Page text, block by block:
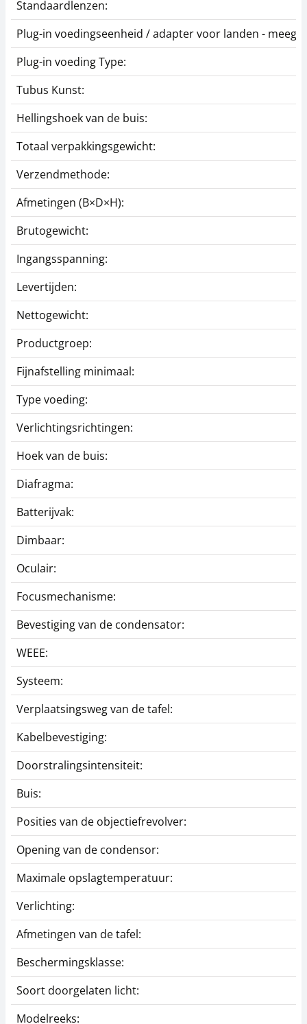
Standaardlenzen:
Plug-in voedingseenheid / adapter voor landen -
Plug-in voeding Type:
Tubus Kunst:
Hellingshoek van de buis:
Totaal verpakkingsgewicht:
Verzendmethode:
Afmetingen (B×D×H):
Brutogewicht:
Ingangsspanning:
Levertijden:
Nettogewicht:
Productgroep:
Fijnafstelling minimaal:
Type voeding:
Verlichtingsrichtingen:
Hoek van de buis:
Diafragma:
Batterijvak:
Dimbaar:
Oculair:
Focusmechanisme:
Bevestiging van de condensator:
WEEE:
Systeem:
Verplaatsingsweg van de tafel:
Kabelbevestiging:
Doorstralingsintensiteit:
Buis:
Posities van de objectiefrevolver:
Opening van de condensor:
Maximale opslagtemperatuur:
Verlichting:
Afmetingen van de tafel:
Beschermingsklasse:
Soort doorgelaten licht:
Modelreeks: